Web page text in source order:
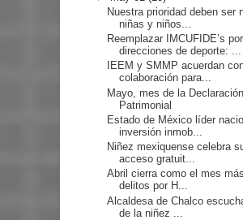
Nuestra prioridad deben ser
niñas y niños...
Reemplazar IMCUFIDE’s por
direcciones de deporte: ...
IEEM y SMMP acuerdan
colaboración para...
Mayo, mes de la Declaración
Patrimonial
Estado de México líder
inversión inmob...
Niñez mexiquense celebra
acceso gratuit...
Abril cierra como el mes
delitos por H...
Alcaldesa de Chalco
de la niñez ...